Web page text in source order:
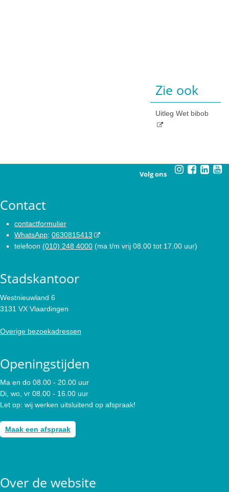
Zie ook
Uitleg Wet bibob
Volg ons
Contact
contactformulier
WhatsApp: 0630815413
telefoon (010) 248 4000 (ma t/m vrij 08.00 tot 17.00 uur)
Stadskantoor
Westnieuwland 6
3131 VX Vlaardingen
Overige bezoekadressen
Openingstijden
Ma en do 08.00 - 20.00 uur
Di, wo, vr 08.00 - 16.00 uur
Let op: wij werken uitsluitend op afspraak!
Maak een afspraak
Over de website